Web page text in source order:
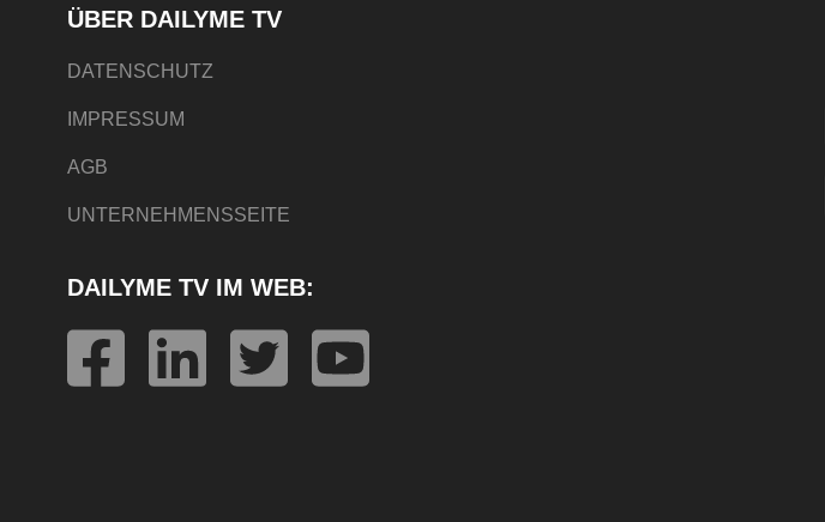
ÜBER DAILYME TV
DATENSCHUTZ
IMPRESSUM
AGB
UNTERNEHMENSSEITE
DAILYME TV IM WEB: